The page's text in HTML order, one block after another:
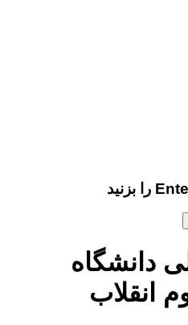
دانشگاه
انقلاب